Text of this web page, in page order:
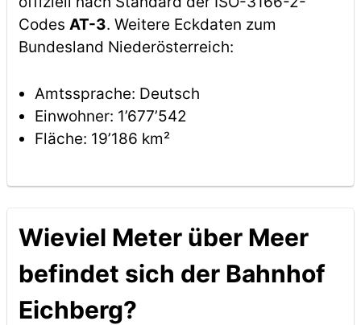
Codes AT-3. Weitere Eckdaten zum
Bundesland Niederösterreich:
Amtssprache: Deutsch
Einwohner: 1’677’542
Fläche: 19’186 km²
Wieviel Meter über Meer
befindet sich der Bahnhof
Eichberg?